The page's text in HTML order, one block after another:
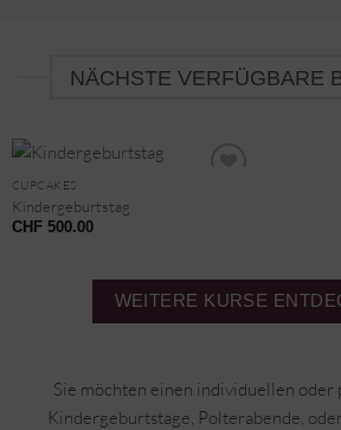
NÄCHSTE VERFÜGBARE
CUPCAKES
Kindergeburtstag
CHF500.00
WEITERE KURSE
Sie möchten einen individuellen oder
Kindergeburtstage, Polterabende,